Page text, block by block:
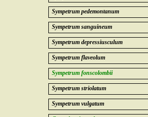
Sympetrum pedemontanum
Sympetrum sanguineum
Sympetrum depressiusculum
Sympetrum flaveolum
Sympetrum fonscolombii
Sympetrum striolatum
Sympetrum vulgatum